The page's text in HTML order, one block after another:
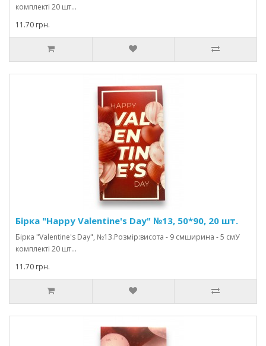
комплекті 20 шт...
11.70 грн.
Бірка "Happy Valentine's Day" №13, 50*90, 20 шт.
Бірка "Valentine's Day", №13.Розмір:висота - 9 смширина - 5 смУ
комплекті 20 шт...
11.70 грн.